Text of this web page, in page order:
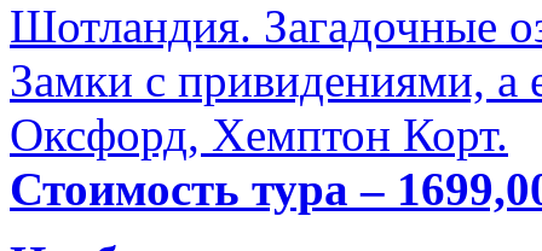
Шотландия. Загадочные
Замки с привидениями,
Оксфорд, Хемптон Корт.
Стоимость тура –